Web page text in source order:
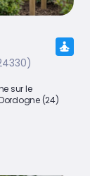
sur le
(24)